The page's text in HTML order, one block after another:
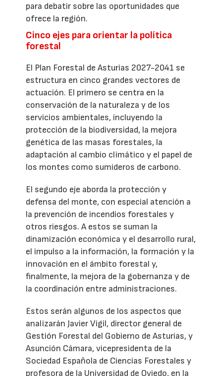
para debatir sobre las oportunidades que
ofrece la región.
Cinco ejes para orientar la política
forestal
El Plan Forestal de Asturias 2027-2041 se
estructura en cinco grandes vectores de
actuación. El primero se centra en la
conservación de la naturaleza y de los
servicios ambientales, incluyendo la
protección de la biodiversidad, la mejora
genética de las masas forestales, la
adaptación al cambio climático y el papel de
los montes como sumideros de carbono.
El segundo eje aborda la protección y
defensa del monte, con especial atención a
la prevención de incendios forestales y
otros riesgos. A estos se suman la
dinamización económica y el desarrollo rural,
el impulso a la información, la formación y la
innovación en el ámbito forestal y,
finalmente, la mejora de la gobernanza y de
la coordinación entre administraciones.
Estos serán algunos de los aspectos que
analizarán Javier Vigil, director general de
Gestión Forestal del Gobierno de Asturias, y
Asunción Cámara, vicepresidenta de la
Sociedad Española de Ciencias Forestales y
profesora de la Universidad de Oviedo, en la